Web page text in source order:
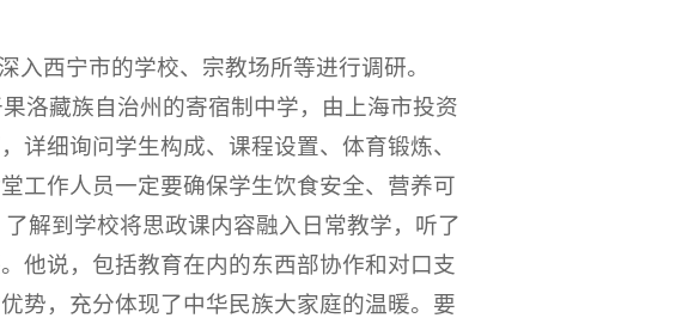
西宁市的学校、宗教场所等进行调研。
洛藏族自治州的寄宿制中学，由上海市投资
详细询问学生构成、课程设置、体育锻炼、
工作人员一定要确保学生饮食安全、营养可
解到学校将思政课内容融入日常教学，听了
他说，包括教育在内的东西部协作和对口支
势，充分体现了中华民族大家庭的温暖。要